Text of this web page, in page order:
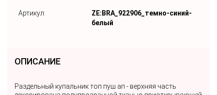
Артикул:
ZE:BRA_922906_темно-синий-
белый
ОПИСАНИЕ
Раздельный купальник топ пуш ап - верхняя часть